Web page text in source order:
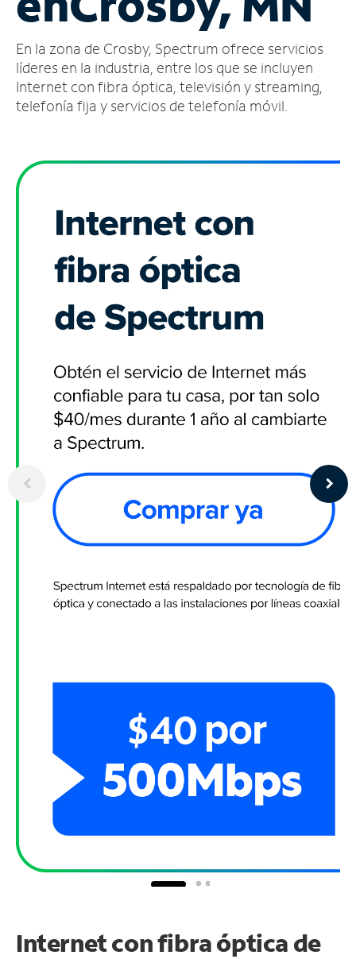
cuenta
Encuentra
una
tienda
En la zona de Crosby, Spectrum ofrece servicios
líderes en la industria, entre los que se incluyen
Internet con fibra óptica, televisión y streaming,
telefonía fija y servicios de telefonía móvil.
Internet con fibra óptica de